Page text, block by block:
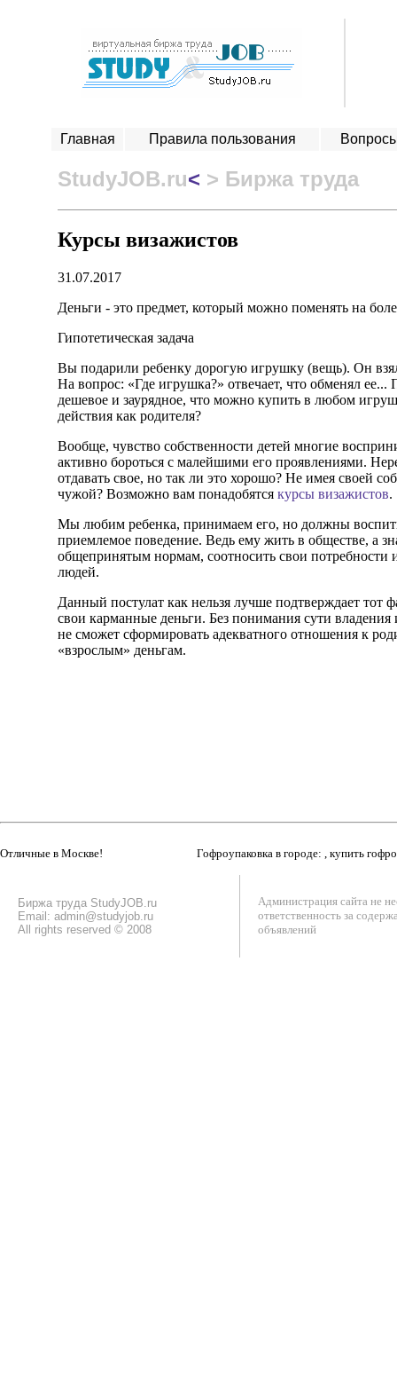
Главная Правила пользования
StudyJOB.ru< > Биржа труда
Курсы визажистов
31.07.2017
Деньги - это предмет, который можно поменять на
Гипотетическая задача
Вы подарили ребенку дорогую игрушку (вещь). Он
На вопрос: «Где игрушка?» отвечает, что обменял ее...
дешевое и заурядное, что можно купить в любом
действия как родителя?
Вообще, чувство собственности детей многие
активно бороться с малейшими его проявлениями.
отдавать свое, но так ли это хорошо? Не имея своей
чужой? Возможно вам понадобятся курсы визажистов.
Мы любим ребенка, принимаем его, но должны
приемлемое поведение. Ведь ему жить в обществе, а
общепринятым нормам, соотносить свои потребности
людей.
Данный постулат как нельзя лучше подтверждает тот
свои карманные деньги. Без понимания сути
не сможет сформировать адекватного отношения к
«взрослым» деньгам.
Отличные в Москве! Гофроупаковка в городе: , купить
Биржа труда StudyJOB.ru
Email: admin@studyjob.ru
All rights reserved © 2008
Администрация сайта не
ответственность за
объявлений